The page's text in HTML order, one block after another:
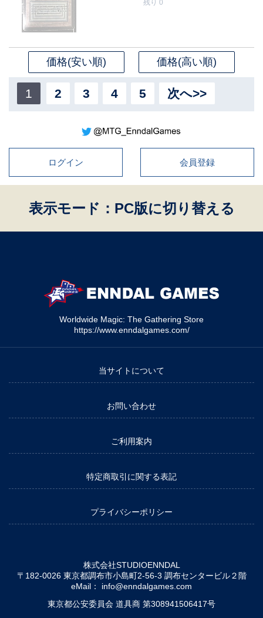
残り 0
価格(安い順) 価格(高い順)
1 2 3 4 5 次へ>>
ログイン 会員登録
表示モード：PC版に切り替える
Worldwide Magic: The Gathering Store
https://www.enndalgames.com/
当サイトについて
お問い合わせ
ご利用案内
特定商取引に関する表記
プライバシーポリシー
株式会社STUDIOENNDAL
〒182-0026 東京都調布市小島町2-56-3 調布センタービル２階
eMail： info@enndalgames.com
東京都公安委員会 道具商 第308941506417号